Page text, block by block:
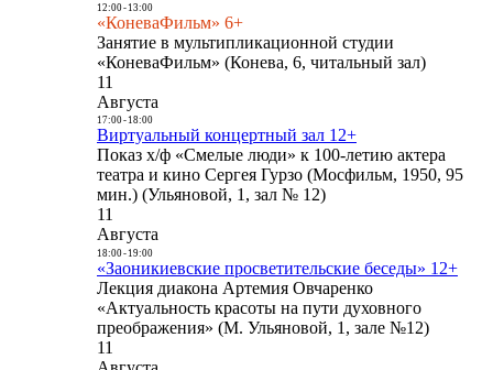
12:00- 13:00
«КоневаФильм» 6+
Занятие в мультипликационной студии
«КоневаФильм» (Конева, 6, читальный зал)
11
Августа
17:00- 18:00
Виртуальный концертный зал 12+
Показ х/ф «Смелые люди» к 100-летию актера
театра и кино Сергея Гурзо (Мосфильм, 1950, 95
мин.) (Ульяновой, 1, зал № 12)
11
Августа
18:00- 19:00
«Заоникиевские просветительские беседы» 12+
Лекция диакона Артемия Овчаренко
«Актуальность красоты на пути духовного
преображения» (М. Ульяновой, 1, зале №12)
11